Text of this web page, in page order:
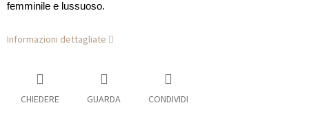
femminile e lussuoso.
Informazioni dettagliate
CHIEDERE GUARDA CONDIVIDI